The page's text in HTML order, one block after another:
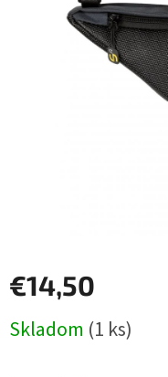
€14,50
cena:
Skladom (1 ks)